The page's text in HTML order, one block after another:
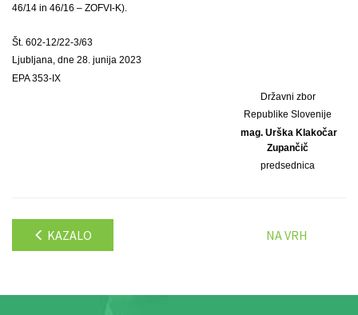
46/14 in 46/16 – ZOFVI-K).
Št. 602-12/22-3/63
Ljubljana, dne 28. junija 2023
EPA 353-IX
Državni zbor
Republike Slovenije
mag. Urška Klakočar
Zupančič
predsednica
KAZALO NA VRH